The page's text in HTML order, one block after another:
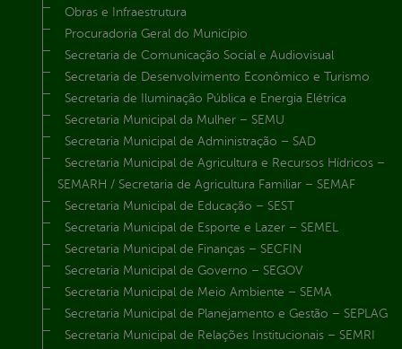
Obras e Infraestrutura
Procuradoria Geral do Município
Secretaria de Comunicação Social e Audiovisual
Secretaria de Desenvolvimento Econômico e Turismo
Secretaria de Iluminação Pública e Energia Elétrica
Secretaria Municipal da Mulher – SEMU
Secretaria Municipal de Administração – SAD
Secretaria Municipal de Agricultura e Recursos Hídricos –
SEMARH / Secretaria de Agricultura Familiar – SEMAF
Secretaria Municipal de Educação – SEST
Secretaria Municipal de Esporte e Lazer – SEMEL
Secretaria Municipal de Finanças – SECFIN
Secretaria Municipal de Governo – SEGOV
Secretaria Municipal de Meio Ambiente – SEMA
Secretaria Municipal de Planejamento e Gestão – SEPLAG
Secretaria Municipal de Relações Institucionais – SEMRI